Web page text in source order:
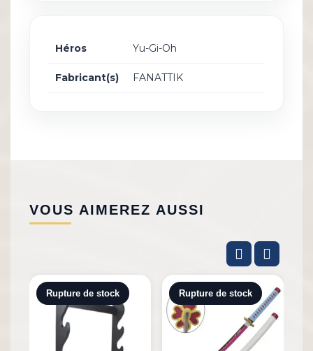
Héros Yu-Gi-Oh
Fabricant(s) FANATTIK
VOUS AIMEREZ AUSSI
Rupture de stock Rupture de stock